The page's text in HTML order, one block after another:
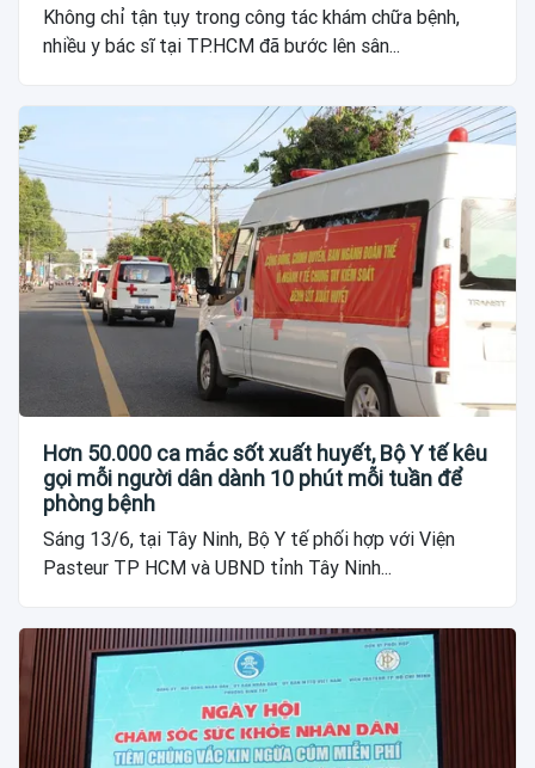
Không chỉ tận tụy trong công tác khám chữa bệnh,
nhiều y bác sĩ tại TP.HCM đã bước lên sân...
Hơn 50.000 ca mắc sốt xuất huyết, Bộ Y tế kêu
gọi mỗi người dân dành 10 phút mỗi tuần để
phòng bệnh
Sáng 13/6, tại Tây Ninh, Bộ Y tế phối hợp với Viện
Pasteur TP HCM và UBND tỉnh Tây Ninh...